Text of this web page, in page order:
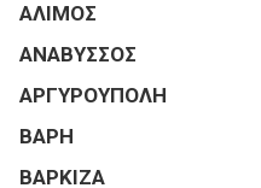
ΑΛΙΜΟΣ
ΑΝΑΒΥΣΣΟΣ
ΑΡΓΥΡΟΥΠΟΛΗ
ΒΑΡΗ
ΒΑΡΚΙΖΑ